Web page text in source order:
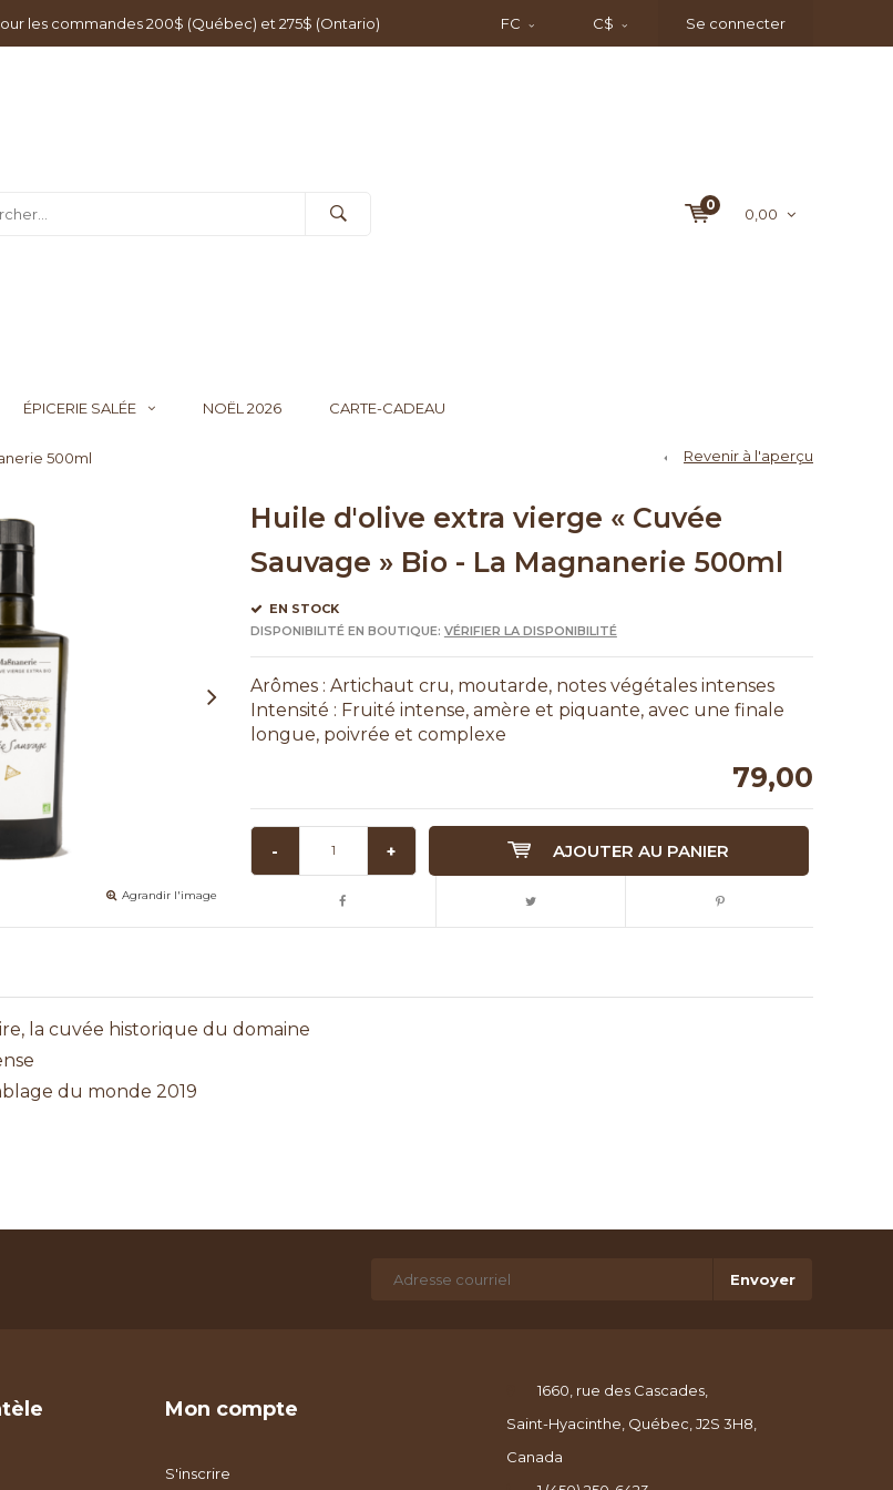
les commandes 200$ (Québec) et 275$ (Ontario) FC C$ Se connecter
0
0,00
ÉPICERIE SALÉE NOËL 2026 CARTE-CADEAU
500ml Revenir à l'aperçu
Agrandir l'image
Huile d'olive extra vierge « Cuvée
Sauvage » Bio - La Magnanerie 500ml
EN STOCK
DISPONIBILITÉ EN BOUTIQUE: VÉRIFIER LA DISPONIBILITÉ
Arômes : Artichaut cru, moutarde, notes végétales intenses
Intensité : Fruité intense, amère et piquante, avec une finale
longue, poivrée et complexe
79,00
- + AJOUTER AU PANIER
la cuvée historique du domaine
du monde 2019
Envoyer
Mon compte
S'inscrire
1660, rue des Cascades,
Saint-Hyacinthe, Québec, J2S 3H8,
Canada